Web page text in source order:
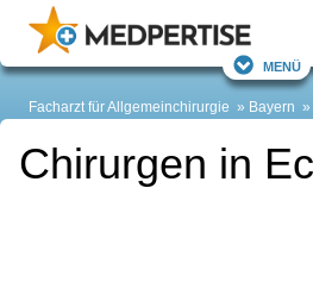
Menü
Facharzt für Allgemeinchirurgie Bayern
Chirurgen in